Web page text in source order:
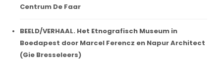
Centrum De Faar
BEELD/VERHAAL. Het Etnografisch Museum in
Boedapest door Marcel Ferencz en Napur Architect
(Gie Bresseleers)